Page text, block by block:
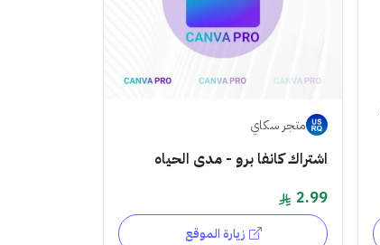
متجر سكاي
اشتراك كانفا برو - مدى الحياه
2.99
زيارة الموقع